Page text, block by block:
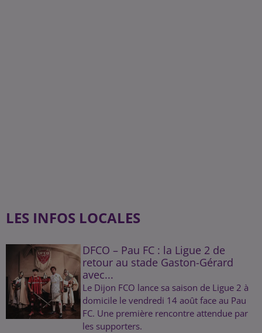
LES INFOS LOCALES
DFCO – Pau FC : la Ligue 2 de
retour au stade Gaston-Gérard
avec...
Le Dijon FCO lance sa saison de Ligue 2 à
domicile le vendredi 14 août face au Pau
FC. Une première rencontre attendue par
les supporters.